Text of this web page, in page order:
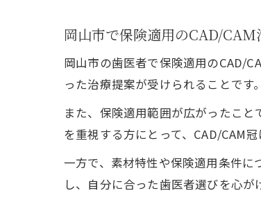
岡山市で保険適用のCAD/
岡山市の歯医者で保険適用のCAD/
った治療提案が受けられることで
また、保険適用範囲が広がったこ
を重視する方にとって、CAD/CAM
一方で、素材特性や保険適用条件
し、自分に合った歯医者選びを心が